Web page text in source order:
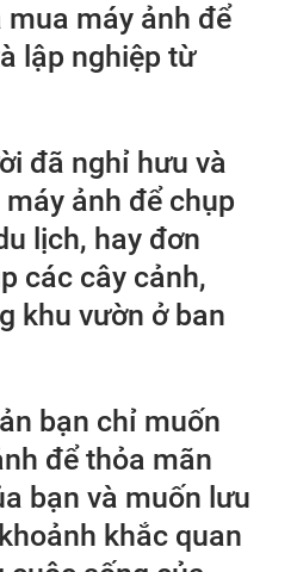
máy ảnh để
lập nghiệp từ
đã nghỉ hưu và
ảnh để chụp
lịch, hay đơn
các cây cảnh,
khu vườn ở ban
bạn chỉ muốn
để thỏa mãn
bạn và muốn lưu
khắc quan